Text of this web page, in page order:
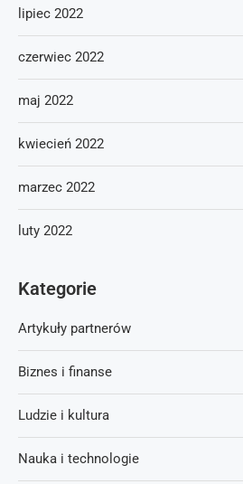
lipiec 2022
czerwiec 2022
maj 2022
kwiecień 2022
marzec 2022
luty 2022
Kategorie
Artykuły partnerów
Biznes i finanse
Ludzie i kultura
Nauka i technologie